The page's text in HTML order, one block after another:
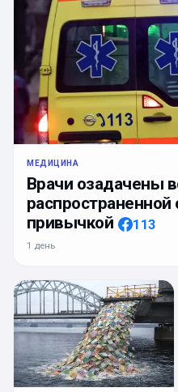
МЕДИЦИНА
Врачи озадачены
привычкой
113
1 день